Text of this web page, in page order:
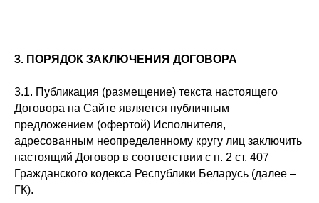
3. ПОРЯДОК ЗАКЛЮЧЕНИЯ ДОГОВОРА
3.1. Публикация (размещение) текста настоящего
Договора на Сайте является публичным
предложением (офертой) Исполнителя,
адресованным неопределенному кругу лиц заключить
настоящий Договор в соответствии с п. 2 ст. 407
Гражданского кодекса Республики Беларусь (далее –
ГК).